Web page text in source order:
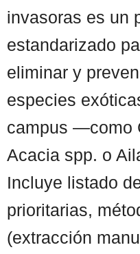
invasoras es un
estandarizado
eliminar y
especies
campus —como
Acacia spp. o
Incluye listado
prioritarias,
(extracción